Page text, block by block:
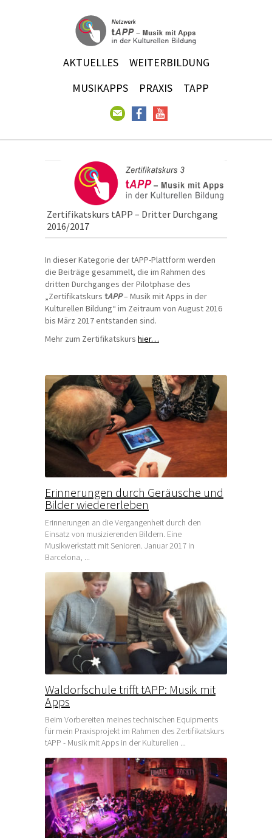
AKTUELLES
WEITERBILDUNG
MUSIKAPPS
PRAXIS TAPP
Zertifikatskurs tAPP – Dritter Durchgang
2016/2017
In dieser Kategorie der tAPP-Plattform werden
die Beiträge gesammelt, die im Rahmen des
dritten Durchganges der Pilotphase des
„Zertifikatskurs tAPP– Musik mit Apps in der
Kulturellen Bildung“ im Zeitraum von August 2016
bis März 2017 entstanden sind.
Mehr zum Zertifikatskurs hier…
Erinnerungen durch Geräusche und
Bilder wiedererleben
Erinnerungen an die Vergangenheit durch den
Einsatz von musizierenden Bildern. Eine
Musikwerkstatt mit Senioren. Januar 2017 in
Barcelona, ...
Waldorfschule trifft tAPP: Musik mit
Apps
Beim Vorbereiten meines technischen Equipments
für mein Praxisprojekt im Rahmen des Zertifikatskurs
tAPP - Musik mit Apps in der Kulturellen ...